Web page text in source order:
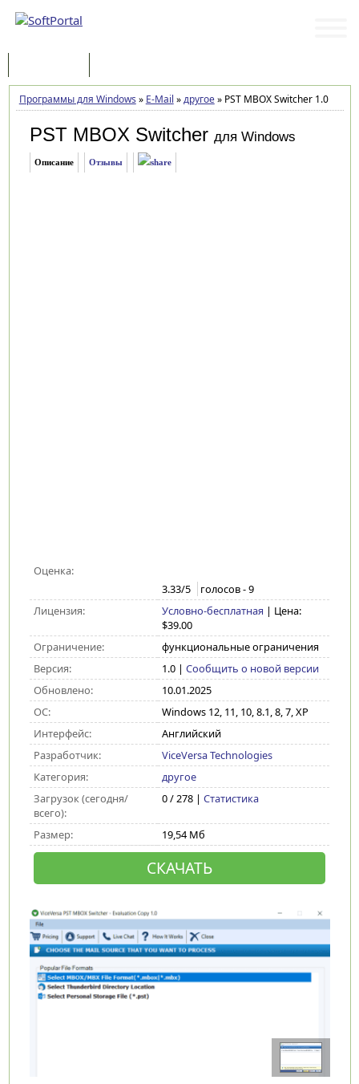
Программы для Windows » E-Mail »другое»PST MBOX Switcher 1.0
PST MBOX Switcher для Windows
Описание Отзывы
Оценка:
3.33/5 голосов -9
Лицензия:
Условно-бесплатная | Цена:
$39.00
Ограничение:
функциональные ограничения
Версия:
1.0| Сообщить о новой версии
Обновлено:
10.01.2025
ОС:
Windows 12, 11, 10, 8.1, 8, 7, XP
Интерфейс:
Английский
Разработчик:
ViceVersa Technologies
Категория:
другое
Загрузок (сегодня/
всего):
0 / 278 | Статистика
Размер: 19,54 Мб
СКАЧАТЬ